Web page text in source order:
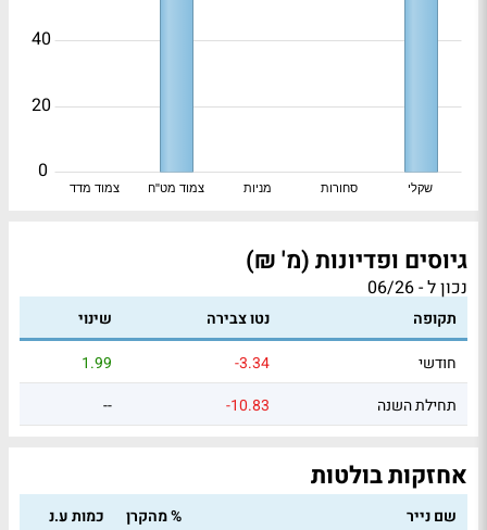
צמוד מדד צמוד מט"ח מניות סחורות שקלי
0
20
40
גיוסים ופדיונות (מ' ₪)
נכון ל - 06/26
תקופה נטו צבירה
שינוי
חודשי
-3.34
1.99
תחילת השנה
-10.83
--
אחזקות בולטות
שם נייר % מהקרן כמות ע.נ